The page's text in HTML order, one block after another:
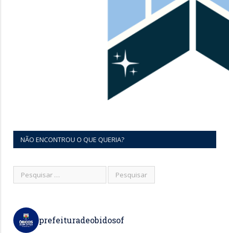
NÃO ENCONTROU O QUE QUERIA?
prefeituradeobidosof